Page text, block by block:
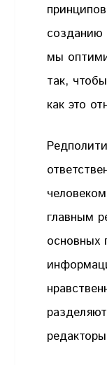
созданию
мы
так,
как это
главным
основных